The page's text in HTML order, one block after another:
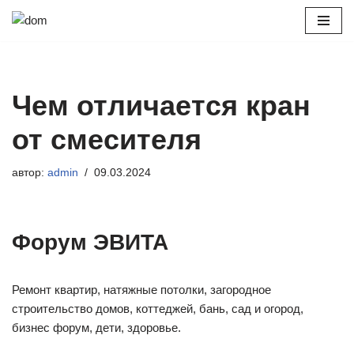
Чем отличается кран
от смесителя
автор: admin 09.03.2024
Форум ЭВИТА
Ремонт квартир, натяжные потолки, загородное
строительство домов, коттеджей, бань, сад и огород,
бизнес форум, дети, здоровье.